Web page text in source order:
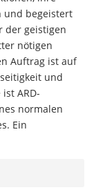
und begeistert
der geistigen
nötigen
Auftrag ist auf
und
ARD-
normalen
Ein